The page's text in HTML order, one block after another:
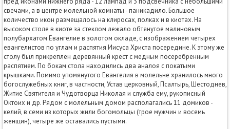
свечами, а в центре молельной комнаты - паникадило. Большое
количество икон размещалось на клиросах, полках и в киотах. На
высоком столе в киоте за стеклом лежало обтянутое малиновым
полубархатом Евангелие в золотом окладе, с изображением четырех
евангелистов по углам и распятия Иисуса Христа посередине. К этому же
столу был прикреплен деревянный крест с медным посеребренным
распятием. По бокам стола находились два аналоя с покатыми
крышками. Помимо упомянутого Евангелия в молельне хранилось много
богослужебных книг, в частности, Устав церковный, Псалтырь, Шестоднев,
Житие Святителя и Чудотворца Николая и служба ему, рукописный
Октоих и др. Рядом с молельным домом располагались 11 домиков -
келий, в семи из которых жили богомольцы (трое мужчин и восемь
женщин), четыре же оставались пустыми.